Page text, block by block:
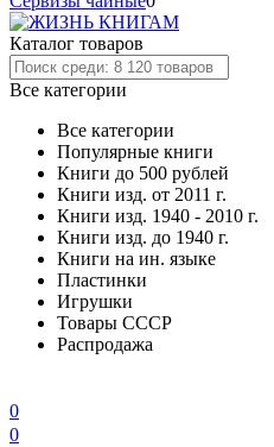
Каталог товаров
Все категории
Все категории
Популярные книги
Книги до 500 рублей
Книги изд. от 2011 г.
Книги изд. 1940 - 2010 г.
Книги изд. до 1940 г.
Книги на ин. языке
Пластинки
Игрушки
Товары СССР
Распродажа
0
0